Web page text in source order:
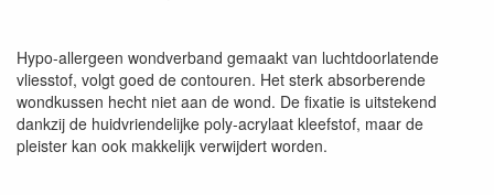
Hypo-allergeen wondverband gemaakt van luchtdoorlatende
vliesstof, volgt goed de contouren. Het sterk absorberende
wondkussen hecht niet aan de wond. De fixatie is uitstekend
dankzij de huidvriendelijke poly-acrylaat kleefstof, maar de
pleister kan ook makkelijk verwijdert worden.